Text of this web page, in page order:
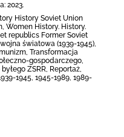
2023.
History Soviet Union
Women History. History.
republics Former Soviet
światowa (1939-1945),
Transformacja
gospodarczego,
ZSRR, Reportaż,
1945, 1945-1989, 1989-